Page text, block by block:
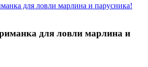
для ловли марлина и